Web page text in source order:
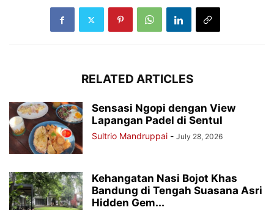
RELATED ARTICLES
Sensasi Ngopi dengan View
Lapangan Padel di Sentul
Sultrio Mandruppai - July 28, 2026
Kehangatan Nasi Bojot Khas
Bandung di Tengah Suasana Asri
Hidden Gem...